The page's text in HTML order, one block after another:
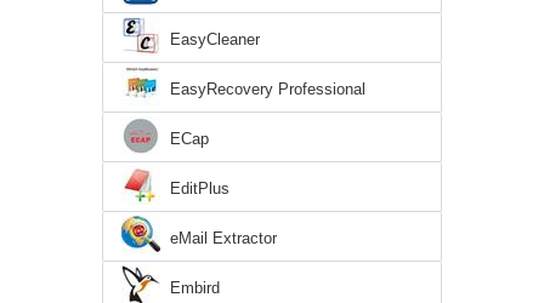
EasyCleaner
EasyRecovery Professional
ECap
EditPlus
eMail Extractor
Embird